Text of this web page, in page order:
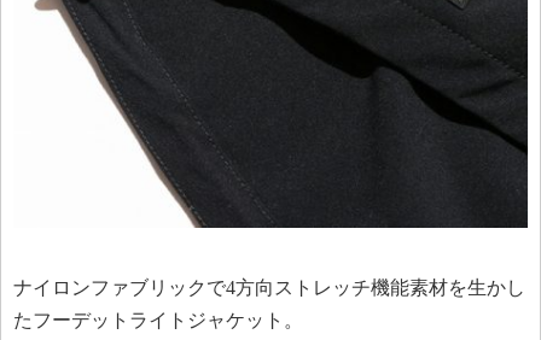
ナイロンファブリックで4方向ストレッチ機能素材を生かし
たフーデットライトジャケット。